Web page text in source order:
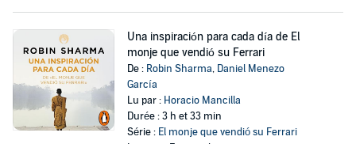
Una inspiración para cada día de El
monje que vendió su Ferrari
De : Robin Sharma, Daniel Menezo
García
Lu par : Horacio Mancilla
Durée : 3 h et 33 min
Série : El monje que vendió su Ferrari